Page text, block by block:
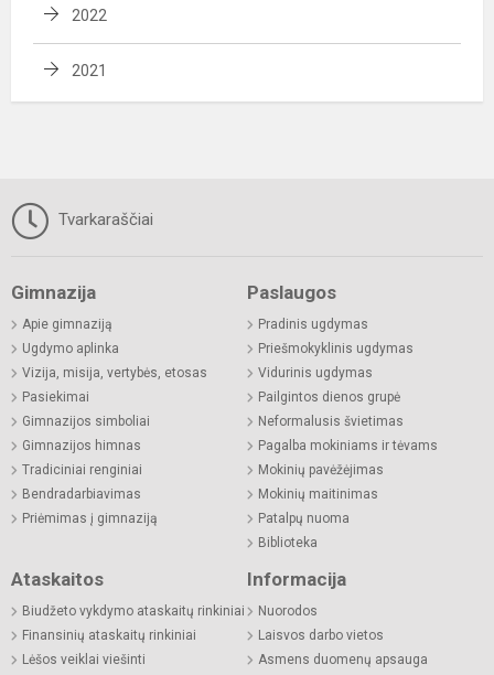
2022
2021
Tvarkaraščiai
Gimnazija
Apie gimnaziją
Ugdymo aplinka
Vizija, misija, vertybės, etosas
Pasiekimai
Gimnazijos simboliai
Gimnazijos himnas
Tradiciniai renginiai
Bendradarbiavimas
Priėmimas į gimnaziją
Paslaugos
Pradinis ugdymas
Priešmokyklinis ugdymas
Vidurinis ugdymas
Pailgintos dienos grupė
Neformalusis švietimas
Pagalba mokiniams ir tėvams
Mokinių pavėžėjimas
Mokinių maitinimas
Patalpų nuoma
Biblioteka
Ataskaitos
Biudžeto vykdymo ataskaitų rinkiniai
Finansinių ataskaitų rinkiniai
Lėšos veiklai viešinti
Informacija
Nuorodos
Laisvos darbo vietos
Asmens duomenų apsauga